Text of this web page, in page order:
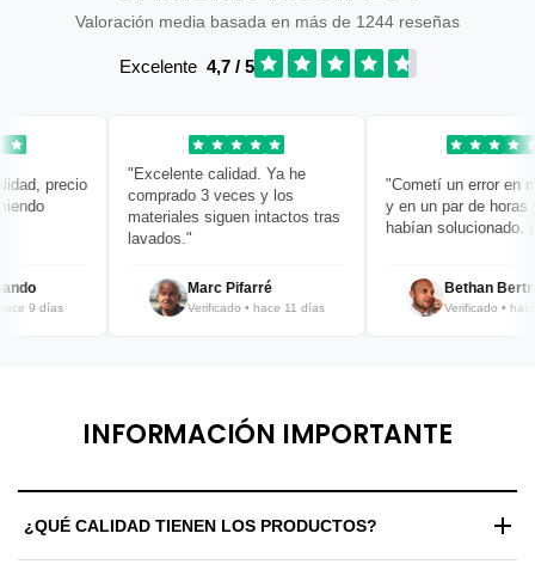
Valoración media basada en más de 1244 reseñas
Excelente 4,7 / 5
precio
9 días
"Excelente calidad. Ya he
comprado 3 veces y los
materiales siguen intactos tras
lavados."
Marc Pifarré
Verificado • hace 11 días
"Cometí un error en mi
y en un par de horas
habían solucionado.
Bethan
Verificado • hace
INFORMACIÓN IMPORTANTE
¿QUÉ CALIDAD TIENEN LOS PRODUCTOS?